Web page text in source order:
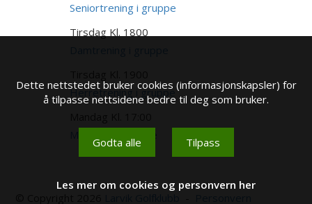
Seniortrening i gruppe
18
Tirsdag Kl. 1800
AUG
Herretrening i gruppe
Dette nettstedet bruker cookies (informasjonskapsler) for
å tilpasse nettsidene bedre til deg som bruker.
Godta alle Tilpass
Les mer om cookies og personvern her